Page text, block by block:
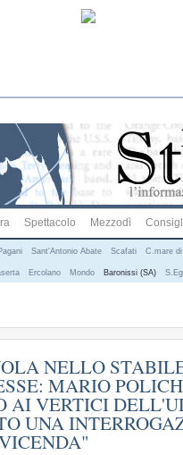
Spettacolo Mezzodì
Sant'Antonio Abate Scafati C.mare
Ercolano Mondo Baronissi (SA)
NELLO
MARIO
AI VERTICI
UNA